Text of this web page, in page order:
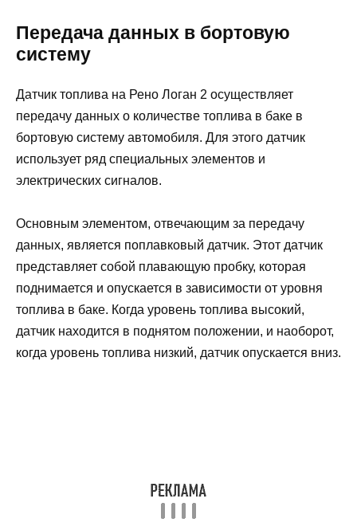
Передача данных в бортовую
систему
Датчик топлива на Рено Логан 2 осуществляет
передачу данных о количестве топлива в баке в
бортовую систему автомобиля. Для этого датчик
использует ряд специальных элементов и
электрических сигналов.
Основным элементом, отвечающим за передачу
данных, является поплавковый датчик. Этот датчик
представляет собой плавающую пробку, которая
поднимается и опускается в зависимости от уровня
топлива в баке. Когда уровень топлива высокий,
датчик находится в поднятом положении, и наоборот,
когда уровень топлива низкий, датчик опускается вниз.